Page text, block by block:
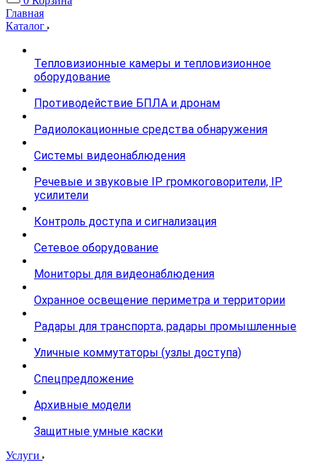
Главная
Каталог
Тепловизионные камеры и тепловизионное
оборудование
Противодействие БПЛА и дронам
Радиолокационные средства обнаружения
Системы видеонаблюдения
Речевые и звуковые IP громкоговорители, IP
усилители
Контроль доступа и сигнализация
Сетевое оборудование
Мониторы для видеонаблюдения
Охранное освещение периметра и территории
Радары для транспорта, радары промышленные
Уличные коммутаторы (узлы доступа)
Спецпредложение
Архивные модели
Защитные умные каски
Услуги